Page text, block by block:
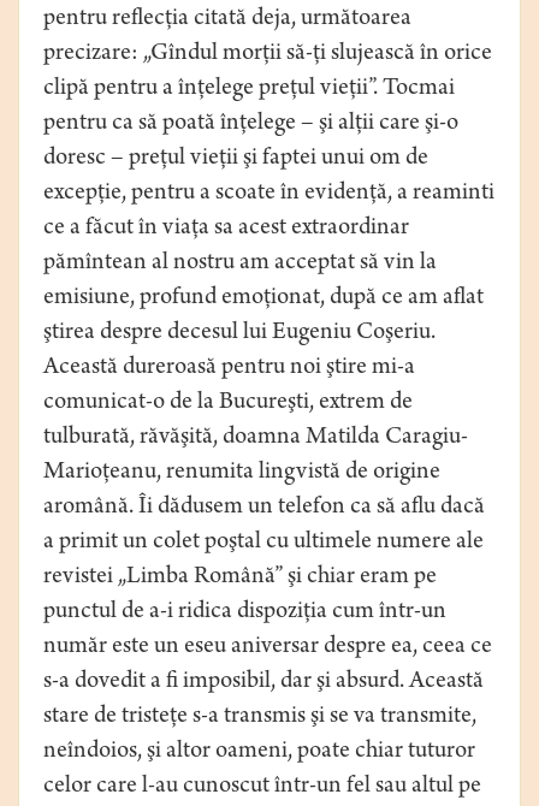
pentru reflecţia citată deja, următoarea
precizare: „Gîndul morţii să-ţi slujească în orice
clipă pentru a înţelege preţul vieţii”. Tocmai
pentru ca să poată înţelege – şi alţii care şi-o
doresc – preţul vieţii şi faptei unui om de
excepţie, pentru a scoate în evidenţă, a reaminti
ce a făcut în viaţa sa acest extraordinar
pămîntean al nostru am acceptat să vin la
emisiune, profund emoţionat, după ce am aflat
ştirea despre decesul lui Eugeniu Coşeriu.
Această dureroasă pentru noi ştire mi-a
comunicat-o de la Bucureşti, extrem de
tulburată, răvăşită, doamna Matilda Caragiu-
Marioţeanu, renumita lingvistă de origine
aromână. Îi dădusem un telefon ca să aflu dacă
a primit un colet poştal cu ultimele numere ale
revistei „Limba Română” şi chiar eram pe
punctul de a-i ridica dispoziţia cum într-un
număr este un eseu aniversar despre ea, ceea ce
s-a dovedit a fi imposibil, dar şi absurd. Această
stare de tristeţe s-a transmis şi se va transmite,
neîndoios, şi altor oameni, poate chiar tuturor
celor care l-au cunoscut într-un fel sau altul pe